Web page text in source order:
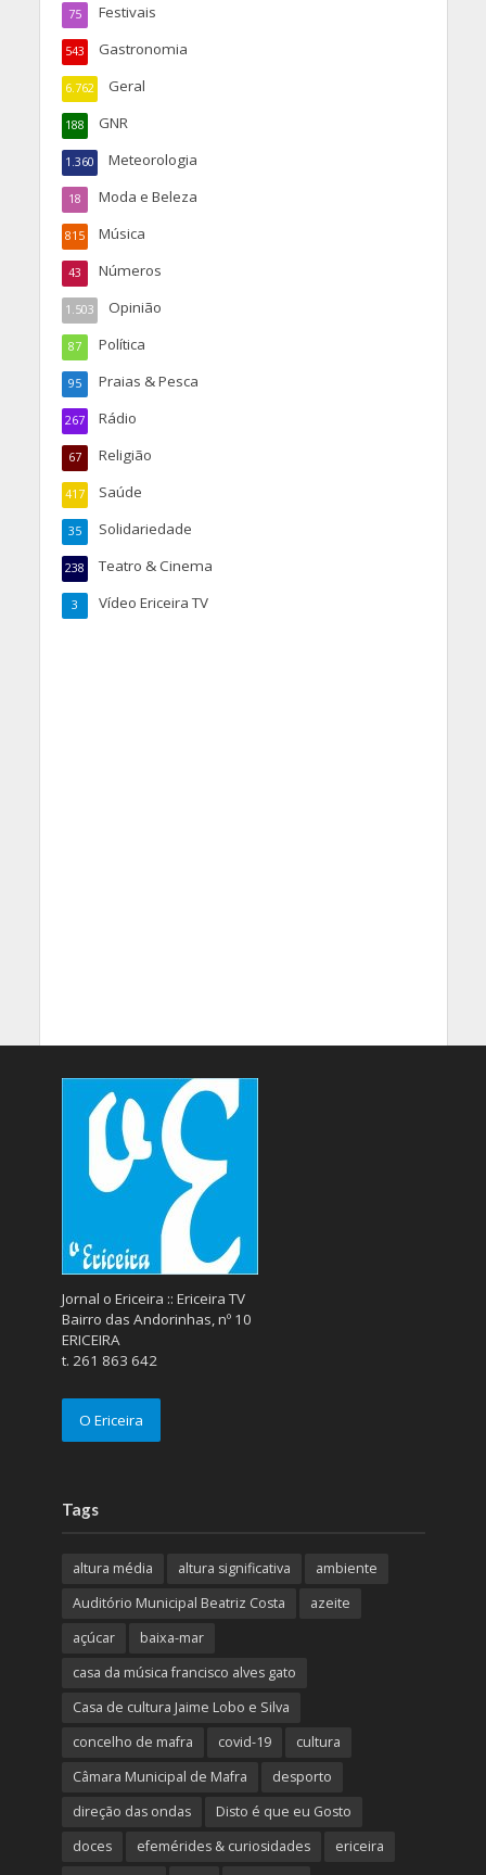
Festivais
75
Gastronomia
543
Geral
6.762
GNR
188
Meteorologia
1.360
Moda e Beleza
18
Música
815
Números
43
Opinião
1.503
Política
87
Praias & Pesca
95
Rádio
267
Religião
67
Saúde
417
Solidariedade
35
Teatro & Cinema
238
Vídeo Ericeira TV
3
Jornal o Ericeira :: Ericeira TV
Bairro das Andorinhas, nº 10
ERICEIRA
t. 261 863 642
O Ericeira
Tags
altura média altura significativa
ambiente
Auditório Municipal Beatriz Costa
azeite
açúcar
baixa-mar
casa da música francisco alves gato
Casa de cultura Jaime Lobo e Silva
concelho de mafra
covid-19
cultura
Câmara Municipal de Mafra
desporto
direção das ondas
Disto é que eu Gosto
doces
efemérides & curiosidades
ericeira